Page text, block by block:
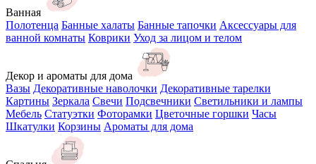
Ванная
Полотенца Банные халаты Банные тапочки Аксессуары для
ванной комнаты Коврики Уход за лицом и телом
Декор и ароматы для дома
Вазы Декоративные наволочки Декоративные тарелки
Картины Зеркала Свечи Подсвечники Светильники и лампы
Мебель Статуэтки Фоторамки Цветочные горшки Часы
Шкатулки Корзины Ароматы для дома